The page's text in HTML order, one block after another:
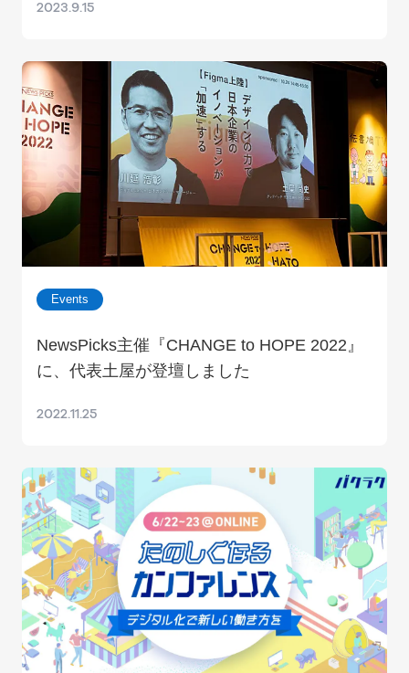
2023.9.15
Events
NewsPicks主催『CHANGE to HOPE 2022』
に、代表土屋が登壇しました
2022.11.25